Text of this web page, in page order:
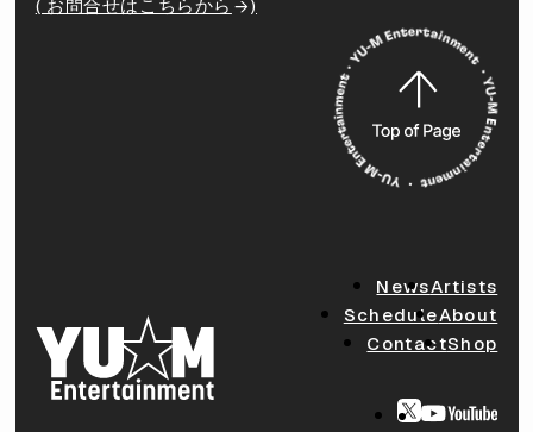
( お問合せはこちらから )
NewsArtists
ScheduleAbout
ContactShop